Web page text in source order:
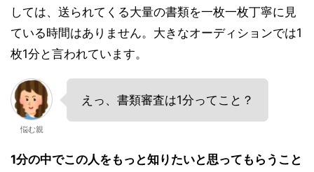
しては、送られてくる大量の書類を一枚一枚丁寧に見
ている時間はありません。大きなオーディションでは1
枚1分と言われています。
悩む親
えっ、書類審査は1分ってこと？
1分の中でこの人をもっと知りたいと思ってもらうこと